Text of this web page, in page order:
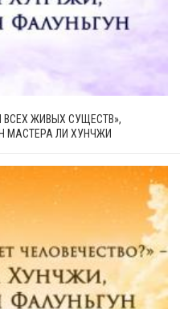
ВСЕХ ЖИВЫХ СУЩЕСТВ»,
МАСТЕРА ЛИ ХУНЧЖИ